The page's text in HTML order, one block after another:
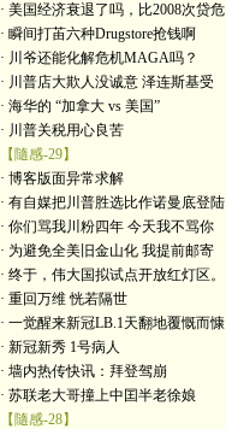
· 美国经济衰退了吗，比2008次贷危
· 瞬间打苖六种Drugstore抢钱啊
· 川爷还能化解危机MAGA吗？
· 川普店大欺人没诚意 泽连斯基受
· 海华的 “加拿大 vs 美国”
· 川普关税用心良苦
【隨感-29】
· 博客版面异常求解
· 有自媒把川普胜选比作诺曼底登陆
· 你们骂我川粉四年 今天我不骂你
· 为避免全美旧金山化 我提前邮寄
· 终于，伟大国拟试点开放红灯区。
· 重回万维 恍若隔世
· 一觉醒来新冠LB.1天翻地覆慨而慷
· 新冠新秀 1号病人
· 墙内热传快讯：拜登驾崩
· 苏联老大哥撞上中囯半老徐娘
【隨感-28】